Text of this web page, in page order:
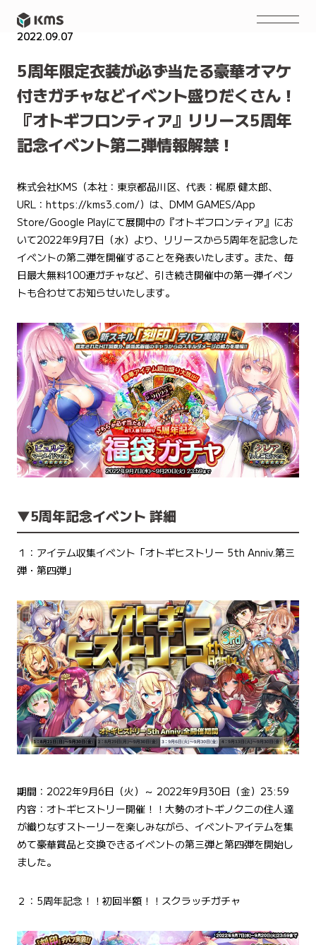
2022.09.07
5周年限定衣装が必ず当たる豪華オマケ
付きガチャなどイベント盛りだくさん！
『オトギフロンティア』リリース5周年
記念イベント第二弾情報解禁！
株式会社KMS（本社：東京都品川区、代表：梶原 健太郎、
URL：https://kms3.com/）は、DMM GAMES/App
Store/Google Playにて展開中の『オトギフロンティア』にお
いて2022年9月7日（水）より、リリースから5周年を記念した
イベントの第二弾を開催することを発表いたします。また、毎
日最大無料100連ガチャなど、引き続き開催中の第一弾イベン
トも合わせてお知らせいたします。
▼5周年記念イベント 詳細
１：アイテム収集イベント「オトギヒストリー 5th Anniv.第三
弾・第四弾」
期間：2022年9月6日（火）～ 2022年9月30日（金）23:59
内容：オトギヒストリー開催！！大勢のオトギノクニの住人達
が織りなすストーリーを楽しみながら、イベントアイテムを集
めて豪華賞品と交換できるイベントの第三弾と第四弾を開始し
ました。
２：5周年記念！！初回半額！！スクラッチガチャ